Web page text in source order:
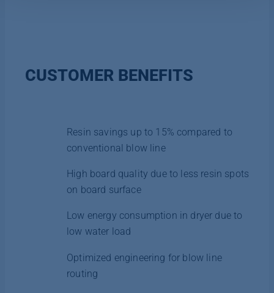
CUSTOMER BENEFITS
Resin savings up to 15% compared to
conventional blow line
High board quality due to less resin spots
on board surface
Low energy consumption in dryer due to
low water load
Optimized engineering for blow line
routing